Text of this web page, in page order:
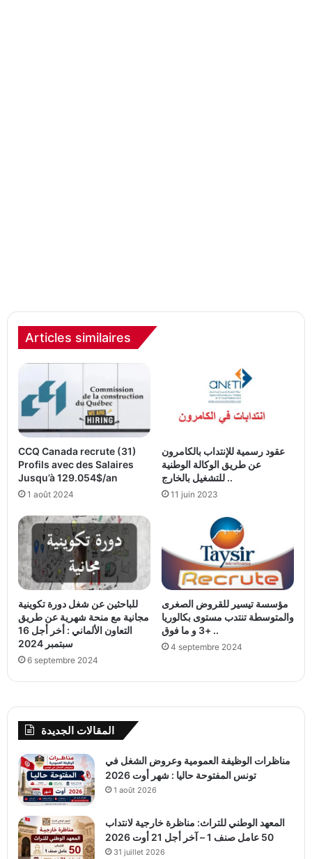
Articles similaires
CCQ Canada recrute (31)
Profils avec des Salaires
Jusqu’à 129.054$/an
1 août 2024
عقود رسمية للإنتداب بالكامرون
عن طريق الوكالة الوطنية
للتشغيل بالخارج ..
11 juin 2023
للباحثين عن شغل دورة تكوينية
مجانية مع منحة شهرية عن طريق
التعاون الألماني : أخر أجل 16
سبتمبر 2024
6 septembre 2024
مؤسسة تيسير للقروض الصغرى
والمتوسطة تنتدب مستوى بكالوريا
+3 و ما فوق ..
4 septembre 2024
المقالات الجديدة
مناظرات الوظيفة العمومية وعروض الشغل في
تونس المفتوحة حاليا : شهر أوت 2026
1 août 2026
المعهد الوطني للتراث: مناظرة خارجية لانتداب
50 عامل صنف 1 – آخر أجل 21 أوت 2026
31 juillet 2026